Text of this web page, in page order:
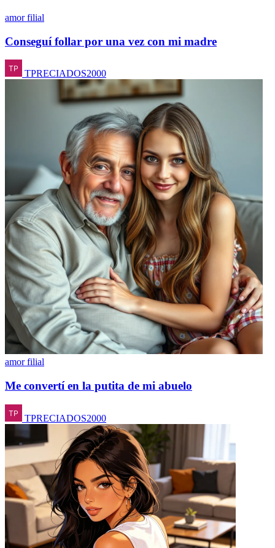
amor filial
Conseguí follar por una vez con mi madre
TPRECIADOS2000
amor filial
Me convertí en la putita de mi abuelo
TPRECIADOS2000